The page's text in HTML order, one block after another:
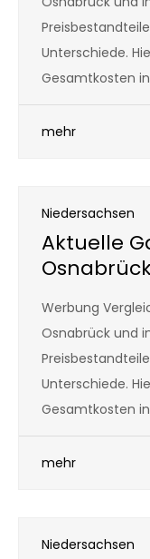
Unterschiede.
Gesamtkosten
mehr
Niedersachsen
Aktuelle
Werbung
Osnabrück und
Unterschiede.
Gesamtkosten
mehr
Niedersachsen